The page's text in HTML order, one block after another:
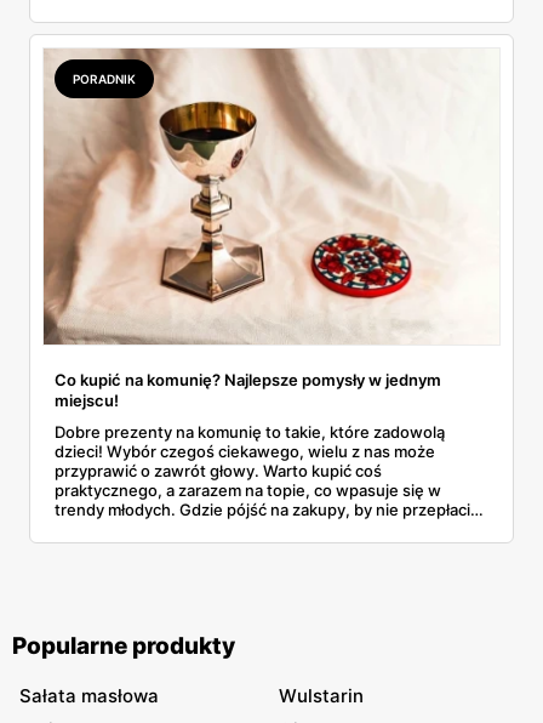
PORADNIK
Co kupić na komunię? Najlepsze pomysły w jednym
miejscu!
Dobre prezenty na komunię to takie, które zadowolą
dzieci! Wybór czegoś ciekawego, wielu z nas może
przyprawić o zawrót głowy. Warto kupić coś
praktycznego, a zarazem na topie, co wpasuje się w
trendy młodych. Gdzie pójść na zakupy, by nie przepłacić i
najlepszych propozycji!
Popularne produkty
Sałata masłowa
Wulstarin